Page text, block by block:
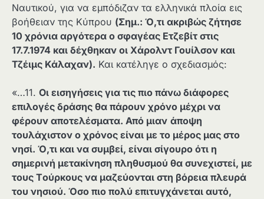
Ναυτικού, για να εμπόδιζαν τα ελληνικά πλοία εις
βοήθειαν της Κύπρου (Σημ.: Ό,τι ακριβώς ζήτησε
10 χρόνια αργότερα ο σφαγέας Ετζεβίτ στις
17.7.1974 και δέχθηκαν οι Χάρολντ Γουίλσον και
Τζέιμς Κάλαχαν). Και κατέληγε ο σχεδιασμός:
«…11. Οι εισηγήσεις για τις πιο πάνω διάφορες
επιλογές δράσης θα πάρουν χρόνο μέχρι να
φέρουν αποτελέσματα. Από μιαν άποψη
τουλάχιστον ο χρόνος είναι με το μέρος μας στο
νησί. Ό,τι και να συμβεί, είναι σίγουρο ότι η
σημερινή μετακίνηση πληθυσμού θα συνεχιστεί, με
τους Tούρκους να μαζεύονται στη βόρεια πλευρά
του νησιού. Όσο πιο πολύ επιτυγχάνεται αυτό,